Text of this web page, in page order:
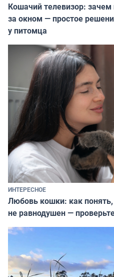
Кошачий телевизор:
за окном — простое
у питомца
ИНТЕРЕСНОЕ
Любовь кошки: как
не равнодушен —